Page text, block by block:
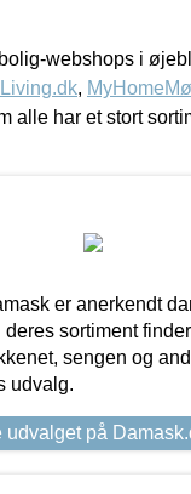
webshops i
,
alle har et stort
er anerkendt
sortiment
sengen og
udvalg.
udvalget på